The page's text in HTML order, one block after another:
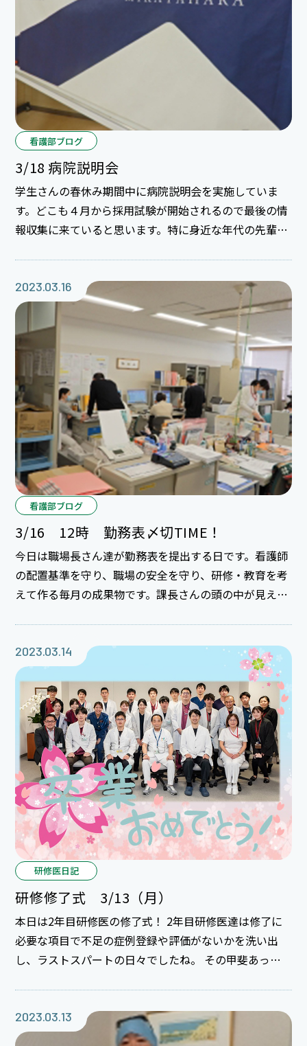
整理しました。 お申し込みはこちら！
看護部ブログ
3/18 病院説明会
学生さんの春休み期間中に病院説明会を実施していま
す。どこも４月から採用試験が開始されるので最後の情
報収集に来ていると思います。特に身近な年代の先輩の
しています。その上で当院で一緒に働けると嬉しいので
す。
2023.03.16
看護部ブログ
3/16 12時 勤務表〆切TIME！
今日は職場長さん達が勤務表を提出する日です。看護師
の配置基準を守り、職場の安全を守り、研修・教育を考
えて作る毎月の成果物です。課長さんの頭の中が見える
2023.03.14
研修医日記
研修修了式 3/13（月）
本日は2年目研修医の修了式！ 2年目研修医達は修了に
必要な項目で不足の症例登録や評価がないかを洗い出
し、ラストスパートの日々でしたね。 その甲斐あって
人々、指導医の先生方や看護師、コメディカル、そして
同期、後輩達に感謝、感謝です☆ そして2年間の研修を
2023.03.13